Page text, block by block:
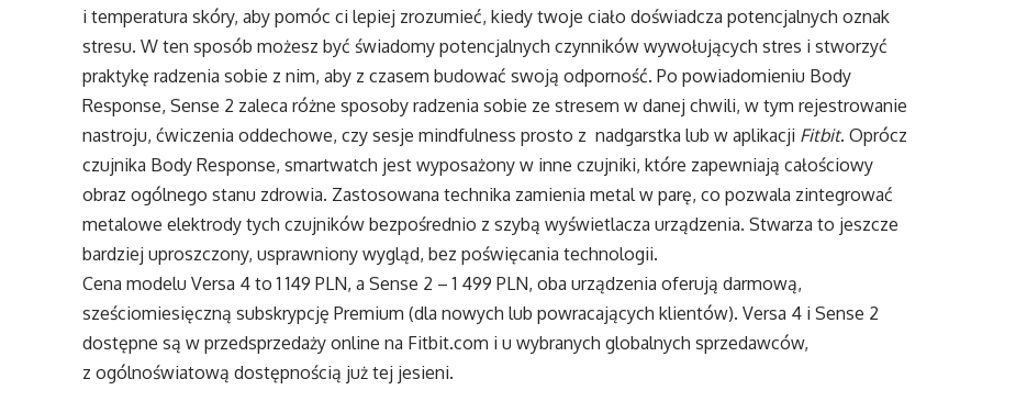
i temperatura skóry, aby pomóc ci lepiej zrozumieć, kiedy twoje ciało doświadcza potencjalnych oznak
stresu. W ten sposób możesz być świadomy potencjalnych czynników wywołujących stres i stworzyć
praktykę radzenia sobie z nim, aby z czasem budować swoją odporność. Po powiadomieniu Body
Response, Sense 2 zaleca różne sposoby radzenia sobie ze stresem w danej chwili, w tym rejestrowanie
nastroju, ćwiczenia oddechowe, czy sesje mindfulness prosto z nadgarstka lub w aplikacji Fitbit. Oprócz
czujnika Body Response, smartwatch jest wyposażony w inne czujniki, które zapewniają całościowy
obraz ogólnego stanu zdrowia. Zastosowana technika zamienia metal w parę, co pozwala zintegrować
metalowe elektrody tych czujników bezpośrednio z szybą wyświetlacza urządzenia. Stwarza to jeszcze
bardziej uproszczony, usprawniony wygląd, bez poświęcania technologii.
Cena modelu Versa 4 to 1 149 PLN, a Sense 2 – 1 499 PLN, oba urządzenia oferują darmową,
sześciomiesięczną subskrypcję Premium (dla nowych lub powracających klientów). Versa 4 i Sense 2
dostępne są w przedsprzedaży online na Fitbit.com i u wybranych globalnych sprzedawców,
z ogólnoświatową dostępnością już tej jesieni.